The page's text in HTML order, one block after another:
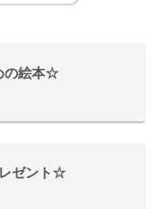
の絵本☆
ゼント☆